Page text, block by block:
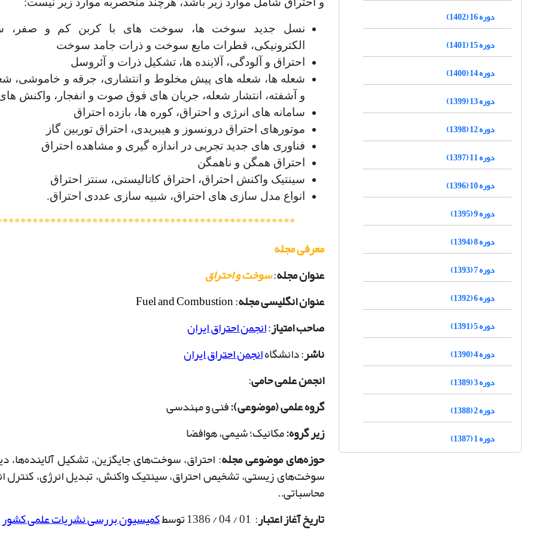
دوره 16 (1402)
دوره 15 (1401)
دوره 14 (1400)
دوره 13 (1399)
دوره 12 (1398)
دوره 11 (1397)
دوره 10 (1396)
دوره 9 (1395)
دوره 8 (1394)
دوره 7 (1393)
دوره 6 (1392)
دوره 5 (1391)
دوره 4 (1390)
دوره 3 (1389)
دوره 2 (1388)
دوره 1 (1387)
نسل جدید سوخت ها، سوخت های با کربن کم و صفر،
الکترونیکی، قطرات مایع سوخت و ذرات جامد سوخت
احتراق و آلودگی، آلاینده ها، تشکیل ذرات و آئروسل
شعله ها، شعله های پیش مخلوط و انتشاری، جرقه و خاموشی،
و آشفته، انتشار شعله، جریان های فوق صوت و انفجار، واکنش
سامانه های انرژی و احتراق، کوره ها، بازده احتراق
موتورهای احتراق درونسوز و هیبریدی، احتراق توربین گاز
فناوری های جدید تجربی در اندازه گیری و مشاهده احتراق
احتراق همگن و ناهمگن
سینتیک واکنش احتراق، احتراق کاتالیستی، سنتز احتراق
انواع مدل سازی های احتراق، شبیه سازی عددی احتراق.
معرفی مجله
عنوان مجله:سوخت و احتراق
عنوان انگلیسی مجله:
Fuel and Combustion
صاحب امتیاز:انجمن احتراق ایران
ناشر: دانشگاهانجمن احتراق ایران
انجمن علمی حامی:
گروه علمی (موضوعی):فنی و مهندسی
زیر گروه:مکانیک؛ شیمی، هوافضا
حوزه‌های موضوعی مجله: احتراق، سوخت‌های جایگزین، تشکیل آلاینده‌ها،
سوخت‌های زیستی، تشخیص احتراق، سینتیک واکنش، تبدیل انرژی، کنترل
محاسباتی..
تاریخ آغاز اعتبار: 01 / 04 / 1386 توسط
کمیسیون بررسی نشریات علمی کشور